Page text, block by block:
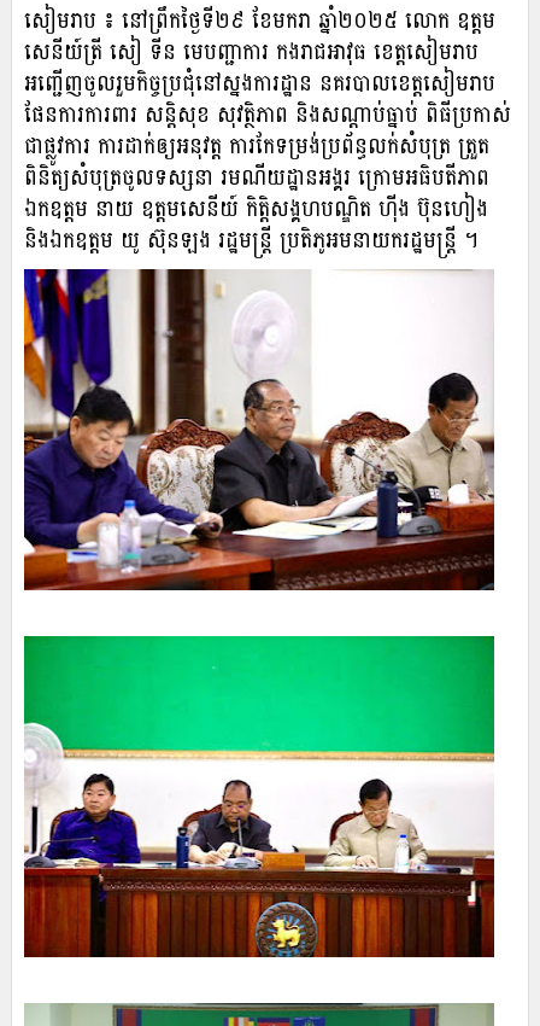
សៀមរាប ៖ នៅព្រឹកថ្ងៃទី២៩ ខែមករា ឆ្នាំ២០២៥ លោក ឧត្តម
សេនីយ៍ត្រី សៀ ទីន មេបញ្ជាការ កងរាជអាវុធ ខេត្តសៀមរាប
អញ្ជើញចូលរួមកិច្ចប្រជុំនៅស្នងការដ្ឋាន នគរបាលខេត្តសៀមរាប
ផែនការការពារ សន្តិសុខ សុវត្ថិភាព និងសណ្តាប់ធ្នាប់ ពិធីប្រកាស់
ជាផ្លូវការ ការដាក់ឲ្យអនុវត្ត ការកែទម្រង់ប្រព័ន្ធលក់សំបុត្រ ត្រួត
ពិនិត្យសំបុត្រចូលទស្សនា រមណីយដ្ឋានអង្គរ ក្រោមអធិបតីភាព
ឯកឧត្តម នាយ ឧត្តមសេនីយ៍ កិត្តិសង្គហបណ្ឌិត ហ៊ីង ប៊ុនហៀង
និងឯកឧត្តម យូ ស៊ុនឡង រដ្ឋមន្រ្តី ប្រតិភូអមនាយករដ្ឋមន្រ្តី ។